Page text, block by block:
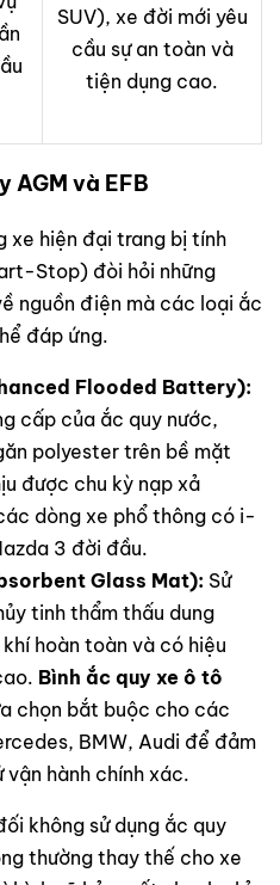
SUV), xe đời mới yêu
cầu sự an toàn và
tiện dụng cao.
AGM và EFB
xe hiện đại trang bị tính
Stop) đòi hỏi những
nguồn điện mà các loại ắc
đáp ứng.
Flooded Battery):
cấp của ắc quy nước,
polyester trên bề mặt
được chu kỳ nạp xả
dòng xe phổ thông có i-
3 đời đầu.
Glass Mat): Sử
tinh thẩm thấu dung
hoàn toàn và có hiệu
Bình ắc quy xe ô tô
chọn bắt buộc cho các
BMW, Audi để đảm
hành chính xác.
không sử dụng ắc quy
thường thay thế cho xe